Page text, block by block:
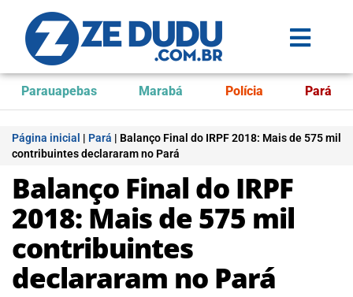
Parauapebas Marabá Polícia Pará
Página inicial | Pará | Balanço Final do IRPF 2018: Mais de 575 mil
contribuintes declararam no Pará
Balanço Final do IRPF
2018: Mais de 575 mil
contribuintes
declararam no Pará